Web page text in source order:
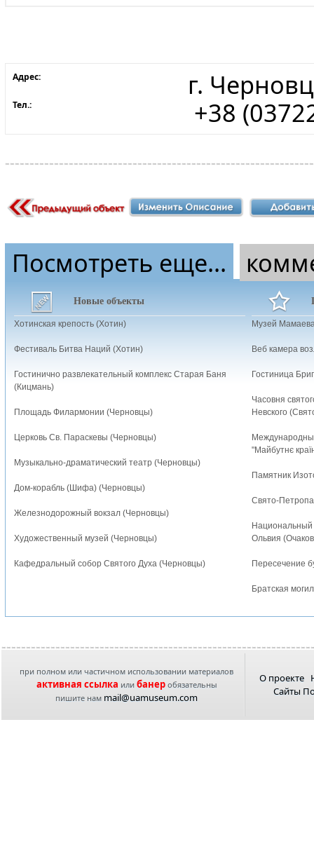
Адрес: г.
Тел.: +38
Посмотреть еще...
Новые объекты
Хотинская крепость (Хотин)
Фестиваль Битва Наций (Хотин)
Гостинично развлекательный комплекс Старая Баня
(Кицмань)
Площадь Филармонии (Черновцы)
Церковь Св. Параскевы (Черновцы)
Музыкально-драматический театр (Черновцы)
Дом-корабль (Шифа) (Черновцы)
Железнодорожный вокзал (Черновцы)
Художественный музей (Черновцы)
Кафедральный собор Святого Духа (Черновцы)
Музей
Веб камера
Гостиница
Часовня
Невского
"Майбутнє
Памятник
Свято-
Национальный
Ольвия
Пересечение
Братская
при полном или частичном использовании материалов
активная ссылка или банеробязательны
пишите нам mail@uamuseum.com
О проекте
Сайты